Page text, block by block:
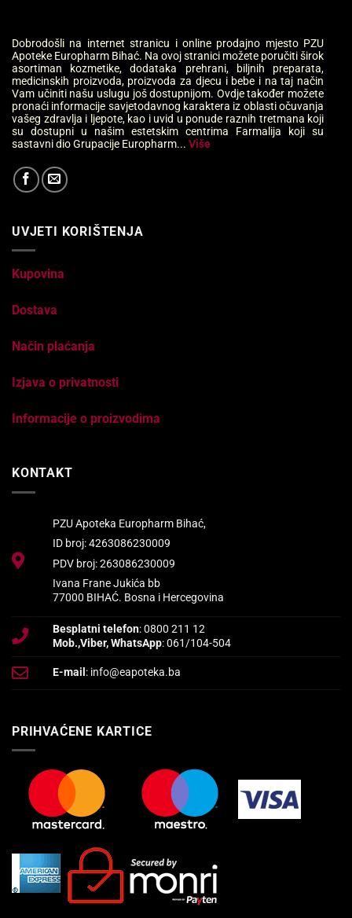
Dobrodošli na internet stranicu i online prodajno mjesto PZU
Apoteke Europharm Bihać. Na ovoj stranici možete poručiti širok
asortiman kozmetike, dodataka prehrani, biljnih preparata,
medicinskih proizvoda, proizvoda za djecu i bebe i na taj način
Vam učiniti našu uslugu još dostupnijom. Ovdje također možete
pronaći informacije savjetodavnog karaktera iz oblasti očuvanja
vašeg zdravlja i ljepote, kao i uvid u ponude raznih tretmana koji
su dostupni u našim estetskim centrima Farmalija koji su
sastavni dio Grupacije Europharm... Više
UVJETI KORIŠTENJA
Kupovina
Dostava
Način plaćanja
Izjava o privatnosti
Informacije o proizvodima
KONTAKT
PZU Apoteka Europharm Bihać,
ID broj: 4263086230009
PDV broj: 263086230009
Ivana Frane Jukića bb
77000 BIHAĆ. Bosna i Hercegovina
Besplatni telefon: 0800 211 12
Mob.,Viber, WhatsApp: 061/104-504
E-mail : info@eapoteka.ba
PRIHVAĆENE KARTICE